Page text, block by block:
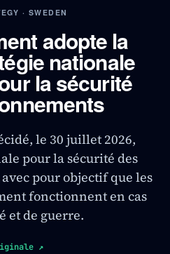
· SWEDEN
adopte la
nationale
la sécurité
le 30 juillet 2026,
pour la sécurité des
pour objectif que les
fonctionnent en cas
et de guerre.
↗